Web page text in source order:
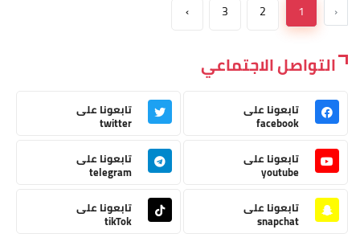
‹
1
2
3
›
التواصل الاجتماعي
تابعونا على
facebook
تابعونا على
twitter
تابعونا على
youtube
تابعونا على
telegram
تابعونا على
snapchat
تابعونا على
tikTok